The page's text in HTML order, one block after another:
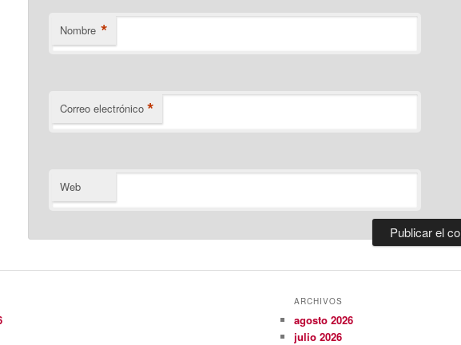
Nombre *
Correo electrónico *
Web
ARCHIVOS
agosto 2026
julio 2026